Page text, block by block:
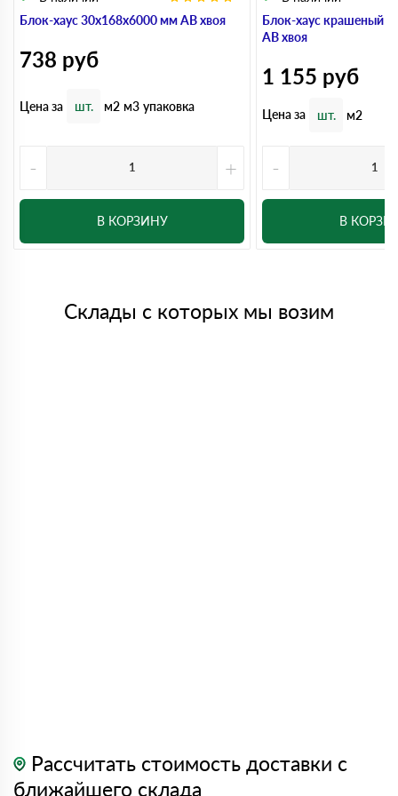
Блок-хаус 30x168x6000 мм АВ хвоя
738 руб
Цена за шт. м2 м3 упаковка
- +
В КОРЗИНУ
Блок-хаус крашеный
АВ хвоя
1 155 руб
Цена за шт. м2
-
В
Склады с которых мы возим
Рассчитать стоимость доставки с
ближайшего склада